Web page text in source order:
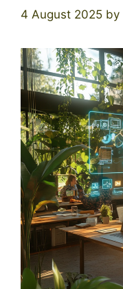
4 August 2025 by